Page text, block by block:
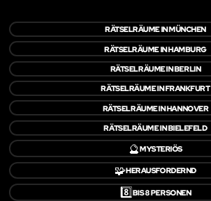
RÄTSELRÄUME IN MÜNCHEN
RÄTSELRÄUME IN HAMBURG
RÄTSELRÄUME IN BERLIN
RÄTSELRÄUME IN FRANKFURT
RÄTSELRÄUME IN HANNOVER
RÄTSELRÄUME IN BIELEFELD
🔮MYSTERIÖS
🧩HERAUSFORDERND
8️⃣BIS 8 PERSONEN